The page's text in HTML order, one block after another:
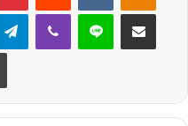
TelegramViber Line E-Posta ile
Yazdır